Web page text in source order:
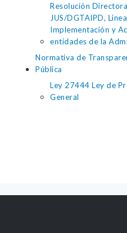
Resolución
JUS/DGTAIPD,
Implementación y
entidades de la
Normativa de
Pública
Ley 27444 Ley de
General